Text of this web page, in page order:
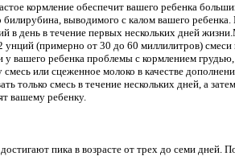
кормление обеспечит вашего ребенка
билирубина, выводимого с калом вашего
в день в течение первых нескольких дней
(примерно от 30 до 60 миллилитров) смеси
у вашего ребенка проблемы с кормлением
смесь или сцеженное молоко в качестве
только смесь в течение нескольких дней, а
вашему ребенку.
пика в возрасте от трех до семи дней.